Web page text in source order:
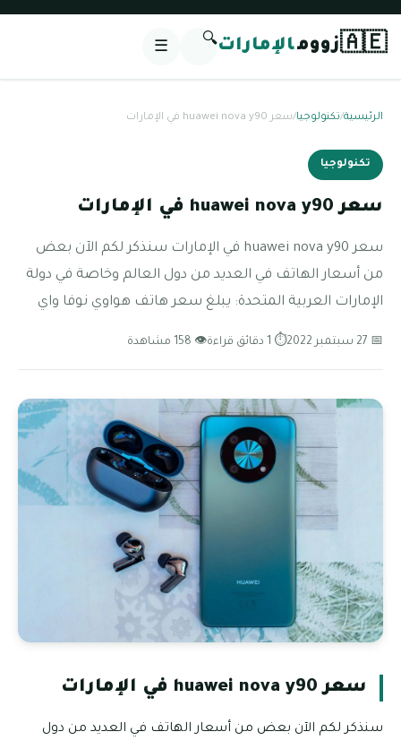
🇦🇪زوومالإمارات🔍
☰
الرئيسية/تكنولوجيا/سعر huawei nova y90 في الإمارات
تكنولوجيا
سعر huawei nova y90 في الإمارات
سعر huawei nova y90 في الإمارات سنذكر لكم الآن بعض
من أسعار الهاتف في العديد من دول العالم وخاصة في دولة
الإمارات العربية المتحدة: يبلغ سعر هاتف هواوي نوفا واي
📅 27 سبتمبر 2022 ⏱ 1 دقائق قراءة 👁 158 مشاهدة
سعر huawei nova y90 في الإمارات
سنذكر لكم الآن بعض من أسعار الهاتف في العديد من دول